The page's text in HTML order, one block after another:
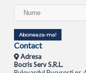
Aboneaza-ma!
Contact
Adresa
Bocris Serv S.R.L.